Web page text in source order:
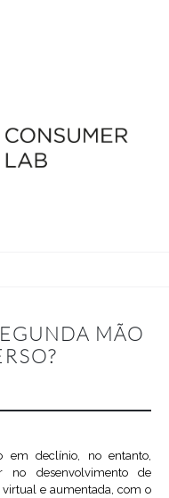
MÃO
em declínio, no entanto,
no desenvolvimento de
e aumentada, com o